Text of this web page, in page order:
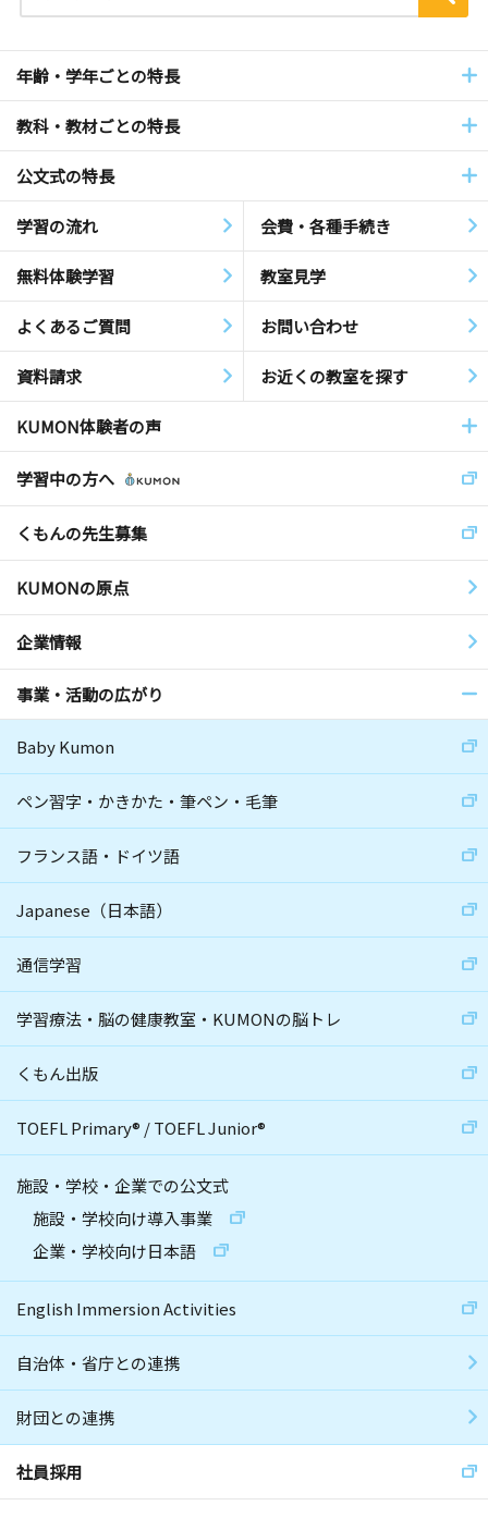
年齢・学年ごとの特長
教科・教材ごとの特長
公文式の特長
学習の流れ 会費・各種手続き
無料体験学習 教室見学
よくあるご質問 お問い合わせ
資料請求 お近くの教室を探す
KUMON体験者の声
学習中の方へ
くもんの先生募集
KUMONの原点
企業情報
事業・活動の広がり
Baby Kumon
ペン習字・かきかた・筆ペン・毛筆
フランス語・ドイツ語
Japanese（日本語）
通信学習
学習療法・脳の健康教室・KUMONの脳トレ
くもん出版
TOEFL Primary® /TOEFL Junior®
施設・学校・企業での公文式
施設・学校向け導入事業
企業・学校向け日本語
English Immersion Activities
自治体・省庁との連携
財団との連携
社員採用